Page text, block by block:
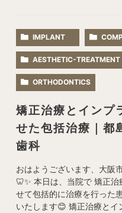
IMPLANT
AESTHETIC-TREATMENT
ORTHODONTICS
矯正治療とインプ
せた包括治療｜都
歯科
おはようございます、大阪
🦷✨ 本日は、当院で 矯正
せて包括的に治療を行った
いたします😊 矯正治療と